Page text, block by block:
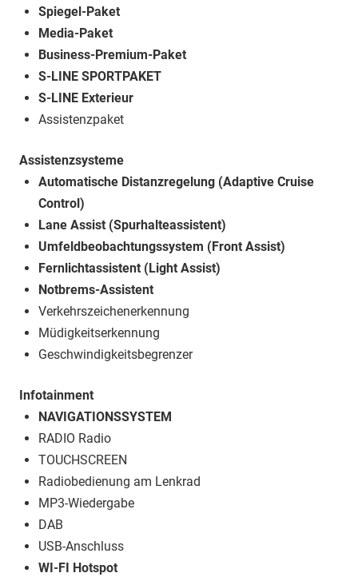
Spiegel-Paket
Media-Paket
Business-Premium-Paket
S-LINE SPORTPAKET
S-LINE Exterieur
Assistenzpaket
Assistenzsysteme
Automatische Distanzregelung (Adaptive Cruise
Control)
Lane Assist (Spurhalteassistent)
Umfeldbeobachtungssystem (Front Assist)
Fernlichtassistent (Light Assist)
Notbrems-Assistent
Verkehrszeichenerkennung
Müdigkeitserkennung
Geschwindigkeitsbegrenzer
Infotainment
NAVIGATIONSSYSTEM
RADIO Radio
TOUCHSCREEN
Radiobedienung am Lenkrad
MP3-Wiedergabe
DAB
USB-Anschluss
WI-FI Hotspot